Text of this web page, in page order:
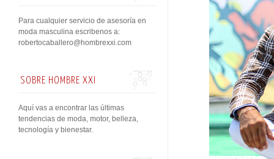
Para cualquier servicio de asesoría en
moda masculina escribenos a:
robertocaballero@hombrexxi.com
SOBRE HOMBRE XXI
Aquí vas a encontrar las últimas
tendencias de moda, motor, belleza,
tecnología y bienestar.